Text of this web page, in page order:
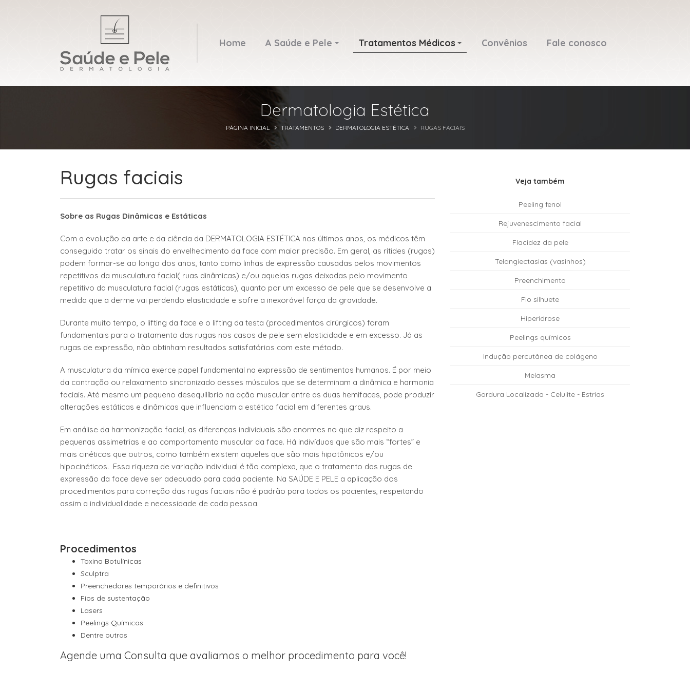
Home A Saúde e Pele Tratamentos Médicos Convênios Fale conosco
Dermatologia Estética
PÁGINA INICIAL TRATAMENTOS DERMATOLOGIA ESTÉTICA RUGAS FACIAIS
Rugas faciais
Sobre as Rugas Dinâmicas e Estáticas
Com a evolução da arte e da ciência da DERMATOLOGIA ESTÉTICA nos últimos anos, os médicos têm
conseguido tratar os sinais do envelhecimento da face com maior precisão. Em geral, as rítides (rugas)
podem formar-se ao longo dos anos, tanto como linhas de expressão causadas pelos movimentos
repetitivos da musculatura facial( ruas dinâmicas) e/ou aquelas rugas deixadas pelo movimento
repetitivo da musculatura facial (rugas estáticas), quanto por um excesso de pele que se desenvolve a
medida que a derme vai perdendo elasticidade e sofre a inexorável força da gravidade.
Durante muito tempo, o lifting da face e o lifting da testa (procedimentos cirúrgicos) foram
fundamentais para o tratamento das rugas nos casos de pele sem elasticidade e em excesso. Já as
rugas de expressão, não obtinham resultados satisfatórios com este método.
A musculatura da mímica exerce papel fundamental na expressão de sentimentos humanos. É por meio
da contração ou relaxamento sincronizado desses músculos que se determinam a dinâmica e harmonia
faciais. Até mesmo um pequeno desequilíbrio na ação muscular entre as duas hemifaces, pode produzir
alterações estáticas e dinâmicas que influenciam a estética facial em diferentes graus.
Em análise da harmonização facial, as diferenças individuais são enormes no que diz respeito a
pequenas assimetrias e ao comportamento muscular da face. Há indivíduos que são mais “fortes” e
mais cinéticos que outros, como também existem aqueles que são mais hipotônicos e/ou
hipocinéticos. Essa riqueza de variação individual é tão complexa, que o tratamento das rugas de
expressão da face deve ser adequado para cada paciente. Na SAÚDE E PELE a aplicação dos
procedimentos para correção das rugas faciais não é padrão para todos os pacientes, respeitando
assim a individualidade e necessidade de cada pessoa.
Procedimentos
Toxina Botulínicas
Sculptra
Preenchedores temporários e definitivos
Fios de sustentação
Lasers
Peelings Químicos
Dentre outros
Agende uma Consulta que avaliamos o melhor procedimento para você!
Veja também
Peeling fenol
Rejuvenescimento facial
Flacidez da pele
Telangiectasias (vasinhos)
Preenchimento
Fio silhuete
Hiperidrose
Peelings químicos
Indução percutânea de colágeno
Melasma
Gordura Localizada - Celulite - Estrias